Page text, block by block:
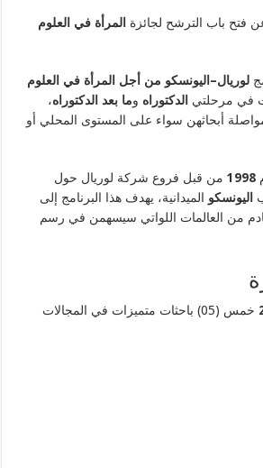
فتح باب الترشح لجائزة المرأة في العلوم
لوريال–اليونسكو من أجل المرأة في العلوم
في مرحلتي الدكتوراه وما بعد الدكتوراه،
أبحاثهن سواء على المستوى المحلي أو
1998 من قبل فروع شركة لوريال حول
اليونسكو الميدانية، يهدف هذا البرنامج إلى
من العالمات اللواتي سيسهمن في رسم
خمس (05) باحثات متميزات في المجالات